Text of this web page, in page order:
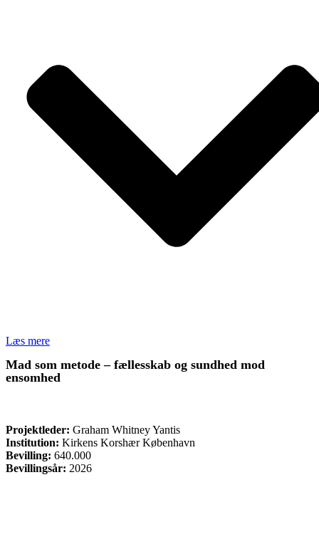
Læs mere
Mad som metode – fællesskab og sundhed mod
ensomhed
Projektleder: Graham Whitney Yantis
Institution: Kirkens Korshær København
Bevilling: 640.000
Bevillingsår: 2026